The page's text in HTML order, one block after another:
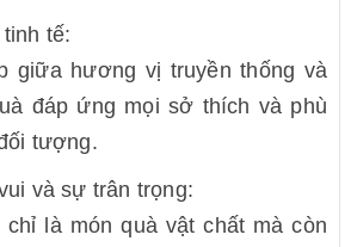
tế:
giữa hương vị truyền thống và
đáp ứng mọi sở thích và phù
tượng.
và sự trân trọng:
chỉ là món quà vật chất mà còn